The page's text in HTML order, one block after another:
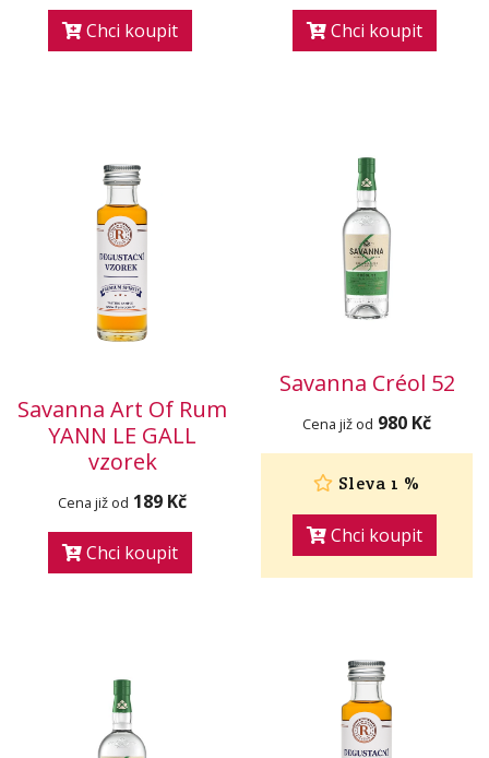
Chci koupit Chci koupit
Savanna Art Of Rum
YANN LE GALL
vzorek
Cena již od 189 Kč
Chci koupit
Savanna Créol 52
Cena již od 980 Kč
Sleva 1 %
Chci koupit